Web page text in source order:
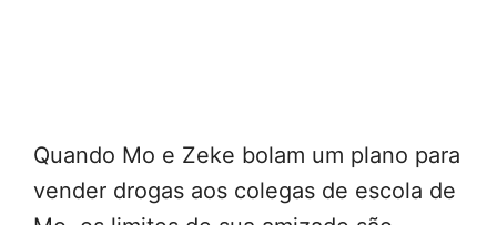
Quando Mo e Zeke bolam um plano para
vender drogas aos colegas de escola de